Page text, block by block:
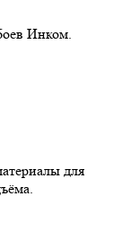
Инком.
для